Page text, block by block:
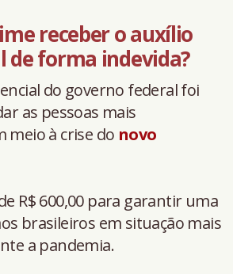
receber o auxílio
de forma indevida?
do governo federal foi
as pessoas mais
meio à crise do novo
R$ 600,00 para garantir uma
brasileiros em situação mais
a pandemia.